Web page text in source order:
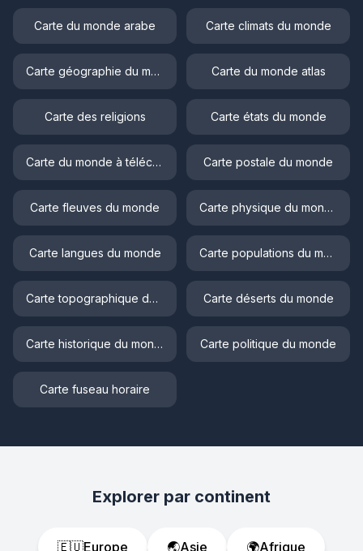
Carte du monde arabe Carte climats du monde
Carte géographie du monde Carte du monde atlas
Carte des religions Carte états du monde
Carte du monde à télécharger Carte postale du monde
Carte fleuves du monde Carte physique du monde
Carte langues du monde Carte populations du monde
Carte topographique du monde Carte déserts du monde
Carte historique du monde Carte politique du monde
Carte fuseau horaire
Explorer par continent
🇪🇺Europe 🌏Asie 🌍Afrique